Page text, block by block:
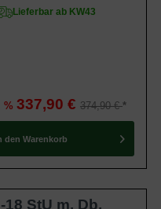
Lieferbar ab KW43
% 337,90 € 374,90 €
den Warenkorb
StU m. Db.